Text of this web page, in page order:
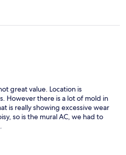
great value. Location is
However there is a lot of mold in
is really showing excessive wear
so is the mural AC, we had to